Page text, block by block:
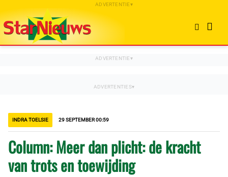
INDRA TOELSIE 29 SEPTEMBER 00:59
Column: Meer dan plicht: de kracht
van trots en toewijding